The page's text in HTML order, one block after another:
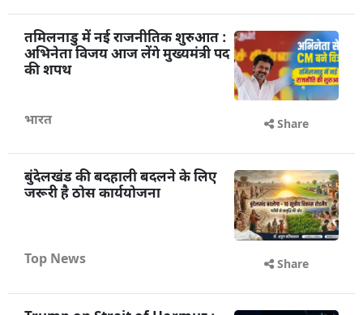
तमिलनाडु में नई राजनीतिक शुरुआत :
अभिनेता विजय आज लेंगे मुख्यमंत्री पद
की शपथ
भारत Share
बुंदेलखंड की बदहाली बदलने के लिए
जरूरी है ठोस कार्ययोजना
Top News Share